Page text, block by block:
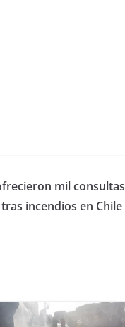
mil consultas
tras incendios en Chile